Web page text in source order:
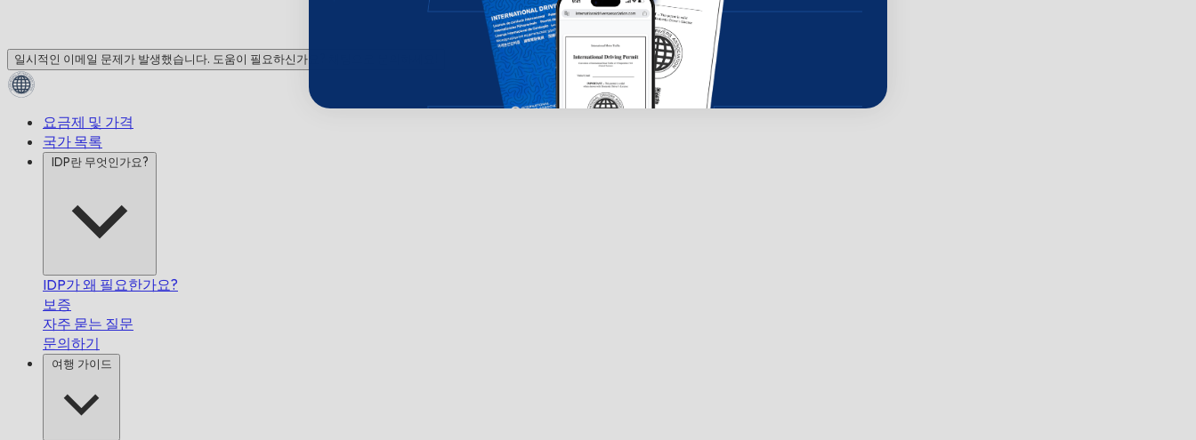
일시적인 이메일 문제가 발생했습니다. 도움이 필요하신가요? 채팅으로 문의하세요!
요금제 및 가격
국가 목록
IDP란 무엇인가요?
IDP가 왜 필요한가요?
보증
자주 묻는 질문
문의하기
여행 가이드